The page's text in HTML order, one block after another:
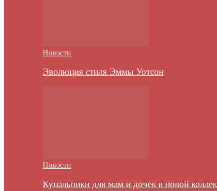
Новости
Эволюция стиля Эммы Уотсон
Новости
Купальники для мам и дочек в новой